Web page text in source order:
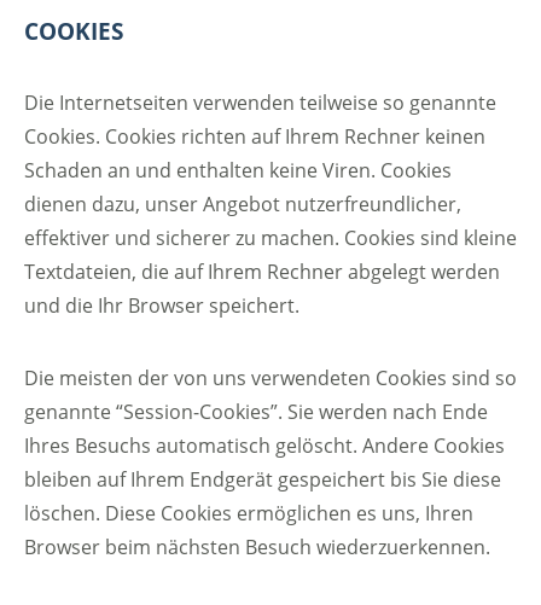
COOKIES
Die Internetseiten verwenden teilweise so genannte
Cookies. Cookies richten auf Ihrem Rechner keinen
Schaden an und enthalten keine Viren. Cookies
dienen dazu, unser Angebot nutzerfreundlicher,
effektiver und sicherer zu machen. Cookies sind kleine
Textdateien, die auf Ihrem Rechner abgelegt werden
und die Ihr Browser speichert.
Die meisten der von uns verwendeten Cookies sind so
genannte “Session-Cookies”. Sie werden nach Ende
Ihres Besuchs automatisch gelöscht. Andere Cookies
bleiben auf Ihrem Endgerät gespeichert bis Sie diese
löschen. Diese Cookies ermöglichen es uns, Ihren
Browser beim nächsten Besuch wiederzuerkennen.